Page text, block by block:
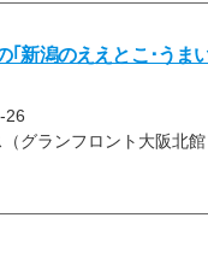
｢新潟のええとこ･うま
26
（グランフロント大阪北館